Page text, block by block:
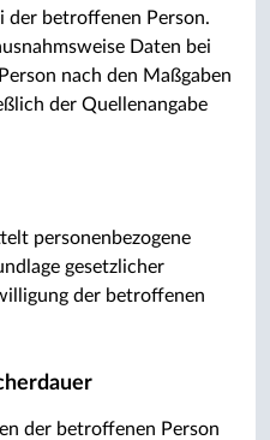
der betroffenen Person.
Daten bei
nach den Maßgaben
der Quellenangabe
personenbezogene
gesetzlicher
der betroffenen
der betroffenen Person